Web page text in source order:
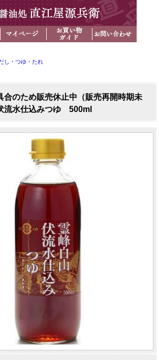
し・つゆ・たれ
のため販売休止中（販売再開時期未
流水仕込みつゆ 500ml